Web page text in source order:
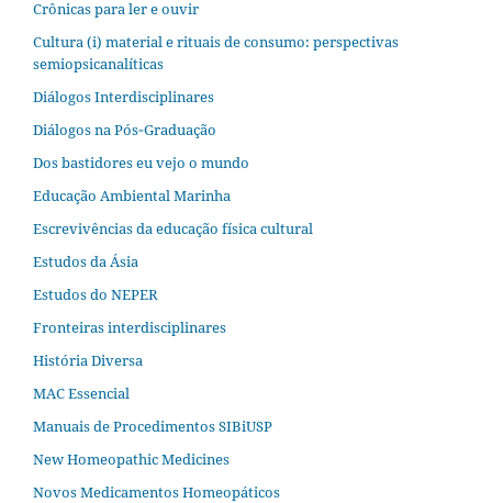
Crônicas para ler e ouvir
Cultura (i) material e rituais de consumo: perspectivas
semiopsicanalíticas
Diálogos Interdisciplinares
Diálogos na Pós‐Graduação
Dos bastidores eu vejo o mundo
Educação Ambiental Marinha
Escrevivências da educação física cultural
Estudos da Ásia​
Estudos do NEPER
Fronteiras interdisciplinares
História Diversa
MAC Essencial
Manuais de Procedimentos SIBiUSP
New Homeopathic Medicines
Novos Medicamentos Homeopáticos